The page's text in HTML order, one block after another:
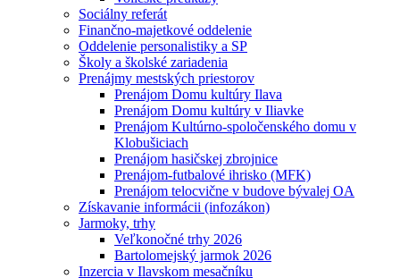
Sociálny referát
Finančno-majetkové oddelenie
Oddelenie personalistiky a SP
Školy a školské zariadenia
Prenájmy mestských priestorov
Prenájom Domu kultúry Ilava
Prenájom Domu kultúry v Iliavke
Prenájom Kultúrno-spoločenského domu v
Klobušiciach
Prenájom hasičskej zbrojnice
Prenájom-futbalové ihrisko (MFK)
Prenájom telocvične v budove bývalej OA
Získavanie informácii (infozákon)
Jarmoky, trhy
Veľkonočné trhy 2026
Bartolomejský jarmok 2026
Inzercia v Ilavskom mesačníku